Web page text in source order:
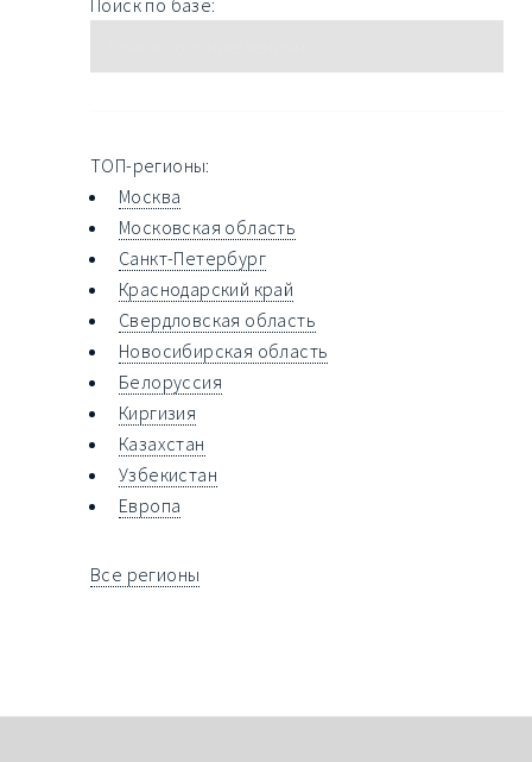
Поиск по базе:
ТОП-регионы:
Москва
Московская область
Санкт-Петербург
Краснодарский край
Свердловская область
Новосибирская область
Белоруссия
Киргизия
Казахстан
Узбекистан
Европа
Все регионы